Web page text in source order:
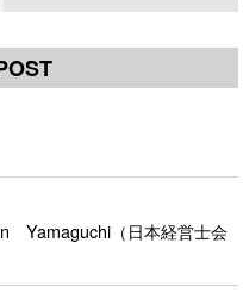
Yamaguchi（日本経営士会